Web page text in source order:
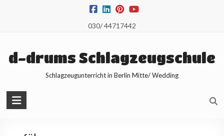
030/ 44717442
d-drums Schlagzeugschule
Schlagzeugunterricht in Berlin Mitte/ Wedding